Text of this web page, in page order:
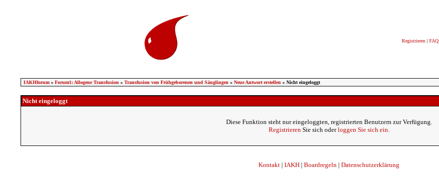
Registrieren | FAQ
IAKHforum» Forum1: Allogene Transfusion » Transfusion von Frühgeborenen und Säuglingen » Neue Antwort erstellen » Nicht eingeloggt
Nicht eingeloggt
Diese Funktion steht nur eingeloggten, registrierten Benutzern zur Verfügung.
RegistrierenSie sich oderloggen Sie sich ein.
Kontakt | IAKH | Boardregeln | Datenschutzerklärung